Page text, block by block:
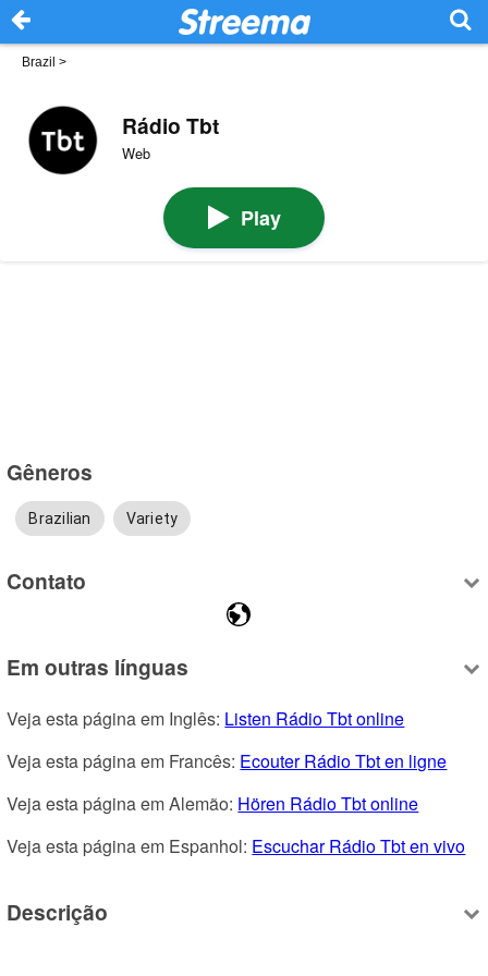
Brazil >
Rádio Tbt
Web
Play
Gêneros
Brazilian Variety
Contato
Em outras línguas
Veja esta página em Inglês: Listen Rádio Tbt online
Veja esta página em Francês: Ecouter Rádio Tbt en ligne
Veja esta página em Alemão: Hören Rádio Tbt online
Veja esta página em Espanhol: Escuchar Rádio Tbt en vivo
Descrição